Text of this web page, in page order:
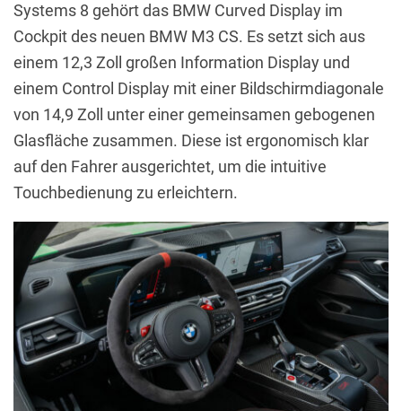
Systems 8 gehört das BMW Curved Display im
Cockpit des neuen BMW M3 CS. Es setzt sich aus
einem 12,3 Zoll großen Information Display und
einem Control Display mit einer Bildschirmdiagonale
von 14,9 Zoll unter einer gemeinsamen gebogenen
Glasfläche zusammen. Diese ist ergonomisch klar
auf den Fahrer ausgerichtet, um die intuitive
Touchbedienung zu erleichtern.